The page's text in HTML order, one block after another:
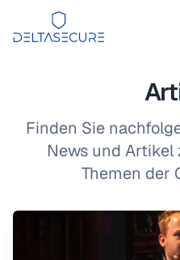
DeltaSecure
Finden Sie
News und
Themen der